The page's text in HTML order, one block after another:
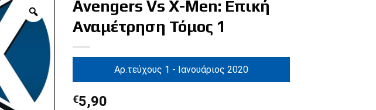
Avengers Vs X-Men: Επική
Αναμέτρηση Τόμος 1
Αρ.τεύχους 1 - Ιανουάριος 2020
€5,90